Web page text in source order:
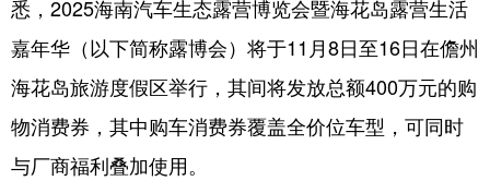
悉，2025海南汽车生态露营博览会暨海花岛露营生活
嘉年华（以下简称露博会）将于11月8日至16日在儋州
海花岛旅游度假区举行，其间将发放总额400万元的购
物消费券，其中购车消费券覆盖全价位车型，可同时
与厂商福利叠加使用。